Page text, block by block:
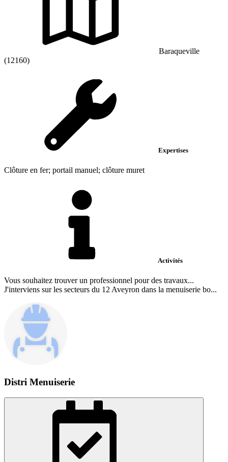
Baraqueville
(12160)
Expertises
Clôture en fer; portail manuel; clôture muret
Activités
Vous souhaitez trouver un professionnel pour des travaux...
J'interviens sur les secteurs du 12 Aveyron dans la menuiserie bo...
Distri Menuiserie